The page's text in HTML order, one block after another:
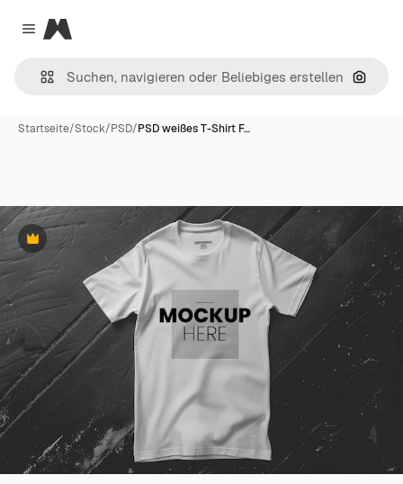
Close menu
Magnific
Nach
Startseite/Stock/PSD/PSD weißes T-Shirt F…
Premium